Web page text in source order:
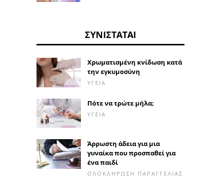
ΣΥΝΙΣΤΆΤΑΙ
Χρωματισμένη κνίδωση κατά
την εγκυμοσύνη
ΥΓΕΊΑ
Πότε να τρώτε μήλα;
ΥΓΕΊΑ
Άρρωστη άδεια για μια
γυναίκα που προσπαθεί για
ένα παιδί
ΟΛΟΚΛΉΡΩΣΗ ΠΑΡΑΓΓΕΛΊΑΣ